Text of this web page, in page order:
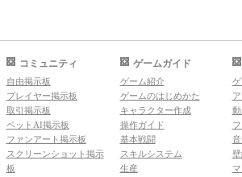
コミュニティ
自由掲示板
プレイヤー掲示板
取引掲示板
ペットAI掲示板
ファンアート掲示板
スクリーンショット掲示
板
ゲームガイド
ゲーム紹介
ゲームのはじめかた
キャラクター作成
操作ガイド
基本戦闘
スキルシステム
生産